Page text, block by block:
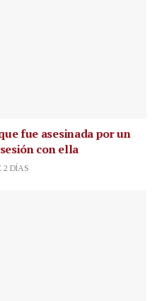
fue asesinada por un
con ella
2 DÍAS